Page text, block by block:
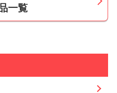
な制度である遺族年金もあ
活をまかなえるとは限りま
障の上乗せとして、家族の
えられます。
一覧